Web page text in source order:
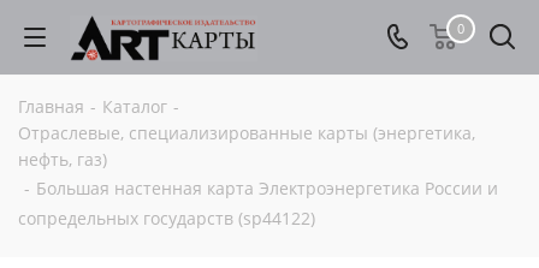
0
Главная - Каталог -
Отраслевые, специализированные карты (энергетика,
нефть, газ)
- Большая настенная карта Электроэнергетика России и
сопредельных государств (sp44122)